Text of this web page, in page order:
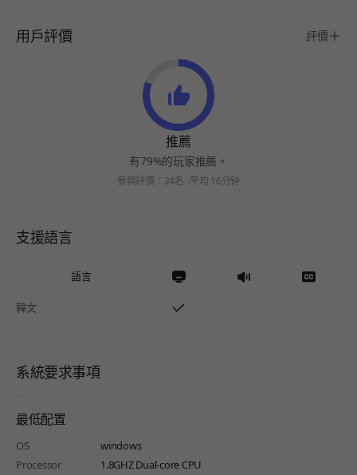
用戶評價 評價
推薦
有79%的玩家推薦。
參與評價：24名 平均 16分钟
支援語言
語言
韓文
系統要求事項
最低配置
OS
windows
Processor
1.8GHZ Dual-core CPU